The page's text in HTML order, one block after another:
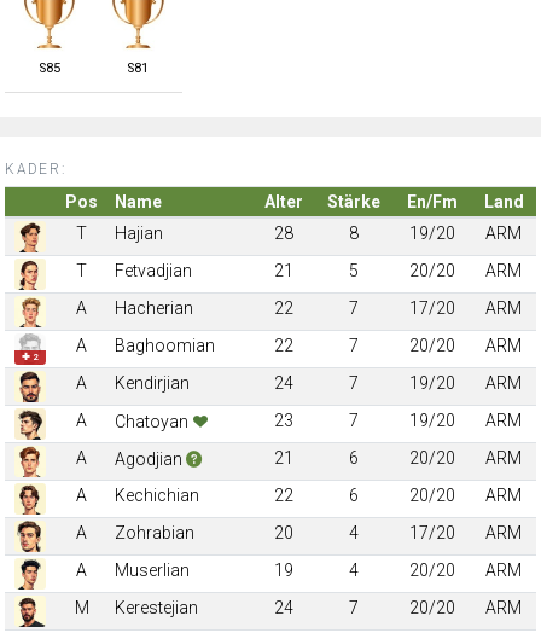
S85 S81
KADER:
Pos Name Alter Stärke En/Fm
Land
T
Hajian 28 8 19/20
ARM
T
Fetvadjian 21 5 20/20
ARM
A
Hacherian 22 7 17/20 ARM
✚ 2
A Baghoomian 22 7 20/20
ARM
A
Kendirjian 24 7 19/20
ARM
A
Chatoyan 23 7 19/20
ARM
A
Agodjian 21 6 20/20
ARM
A
Kechichian 22 6 20/20
ARM
A
Zohrabian 20 4 17/20
ARM
A
Muserlian 19 4 20/20
ARM
M
Kerestejian 24 7 20/20
ARM